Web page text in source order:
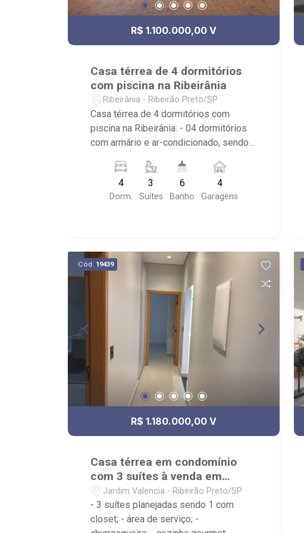
R$ 1.100.000,00 V
Casa térrea de 4 dormitórios
com piscina na Ribeirânia
Ribeirânia - Ribeirão Preto/SP
Casa térrea de 4 dormitórios com
piscina na Ribeirânia: - 04 dormitórios
com armário e ar-condicionado, sendo 3
e Closet; - 06 banheiros no total, sendo
1 lavabo e os demais com armários,
box em vidro e espelho; - Banheira; - 04
Despensa; - Varanda gourmet; -
Churrasqueira; - Área de Serviço
planejada; - Quintal gramado; - Jardim
com paisagismo; - Piscina com prainha;
- Placa de energia solar; - Localizado
próximo ao Novo Shopping, UNAERP,
ibis Styles e Av. Maurílio Biagi
4
Dorm.
3
Suítes
6
Banho
4
Garagens
Cód. 19439
R$ 1.180.000,00 V
Casa térrea em condomínio
com 3 suítes à venda em
Bonfim Paulista
Jardim Valencia - Ribeirão Preto/SP
- 3 suítes planejadas sendo 1 com
closet; - área de serviço; -